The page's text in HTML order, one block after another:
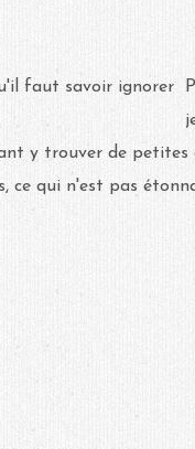
y trouver de petites
ce qui n'est pas